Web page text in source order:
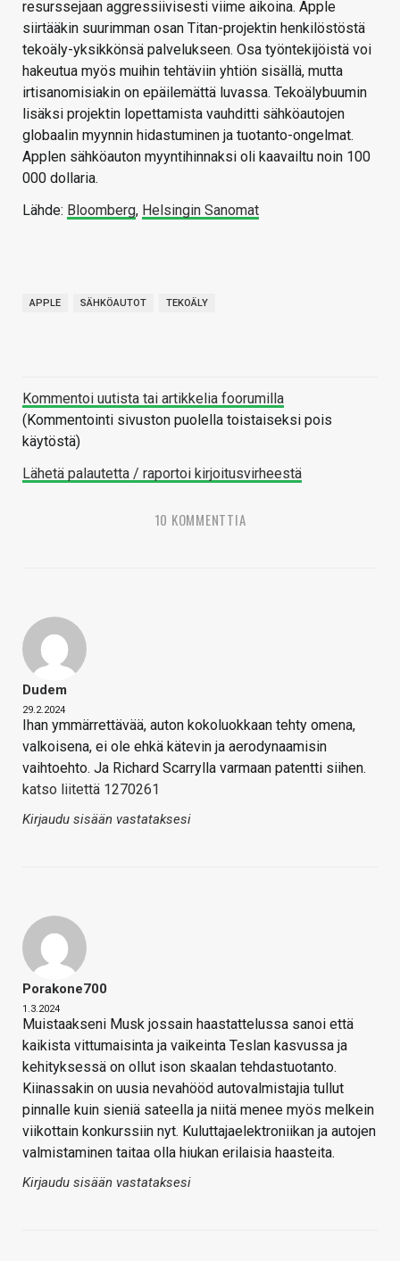
resurssejaan aggressiivisesti viime aikoina. Apple
siirtääkin suurimman osan Titan-projektin henkilöstöstä
tekoäly-yksikkönsä palvelukseen. Osa työntekijöistä voi
hakeutua myös muihin tehtäviin yhtiön sisällä, mutta
irtisanomisiakin on epäilemättä luvassa. Tekoälybuumin
lisäksi projektin lopettamista vauhditti sähköautojen
globaalin myynnin hidastuminen ja tuotanto-ongelmat.
Applen sähköauton myyntihinnaksi oli kaavailtu noin 100
000 dollaria.
Lähde: Bloomberg, Helsingin Sanomat
APPLE SÄHKÖAUTOT TEKOÄLY
Kommentoi uutista tai artikkelia foorumilla
(Kommentointi sivuston puolella toistaiseksi pois
käytöstä)
Lähetä palautetta / raportoi kirjoitusvirheestä
10 KOMMENTTIA
Dudem
29.2.2024
Ihan ymmärrettävää, auton kokoluokkaan tehty omena,
valkoisena, ei ole ehkä kätevin ja aerodynaamisin
vaihtoehto. Ja Richard Scarrylla varmaan patentti siihen.
katso liitettä 1270261
Kirjaudu sisään vastataksesi
Porakone700
1.3.2024
Muistaakseni Musk jossain haastattelussa sanoi että
kaikista vittumaisinta ja vaikeinta Teslan kasvussa ja
kehityksessä on ollut ison skaalan tehdastuotanto.
Kiinassakin on uusia nevahööd autovalmistajia tullut
pinnalle kuin sieniä sateella ja niitä menee myös melkein
viikottain konkurssiin nyt. Kuluttajaelektroniikan ja autojen
valmistaminen taitaa olla hiukan erilaisia haasteita.
Kirjaudu sisään vastataksesi